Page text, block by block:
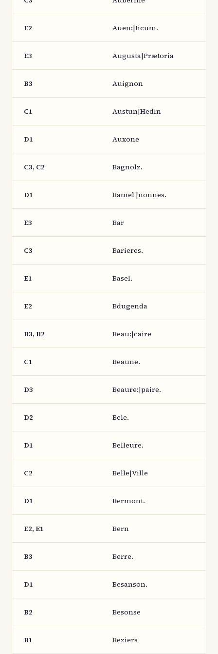
E2 Auen:|ticum.
E3 Augusta|Prætoria
B3 Auignon
C1 Austun|Hedin
D1 Auxone
C3, C2 Bagnolz.
D1 Bamel'|nonnes.
E3 Bar
C3 Barieres.
E1 Basel.
E2 Bdugenda
B3, B2 Beau:|caire
C1 Beaune.
D3 Beaure:|paire.
D2 Bele.
D1 Belleure.
C2 Belle|Ville
D1 Bermont.
E2, E1 Bern
B3 Berre.
D1 Besanson.
B2 Besonse
B1 Beziers